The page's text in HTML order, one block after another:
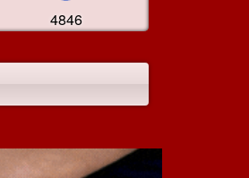
4846